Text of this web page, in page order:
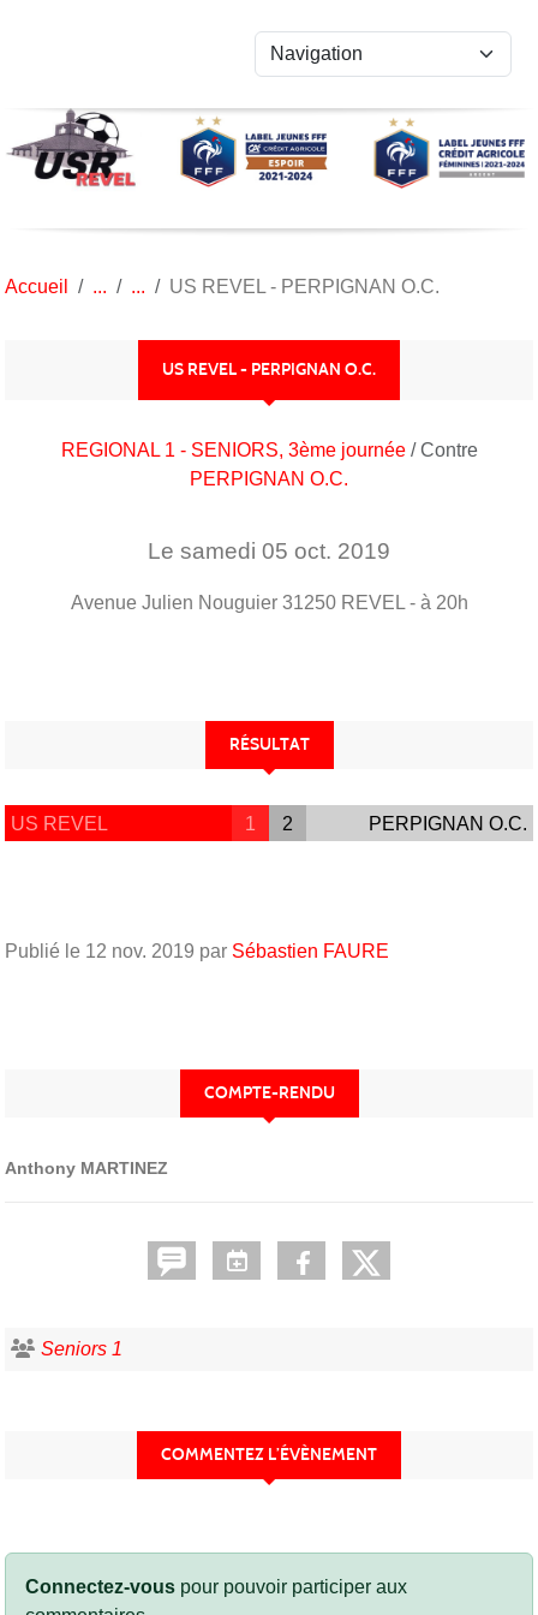
Accueil US REVEL - PERPIGNAN O.C.
US REVEL - PERPIGNAN O.C.
REGIONAL 1 - SENIORS, 3ème journée / Contre
PERPIGNAN O.C.
Le samedi 05 oct. 2019
Avenue Julien Nouguier 31250 REVEL - à 20h
RÉSULTAT
US REVEL 1 2 PERPIGNAN O.C.
Publié le 12 nov. 2019 par Sébastien FAURE
COMPTE-RENDU
Anthony MARTINEZ
Seniors 1
COMMENTEZ L’ÉVÈNEMENT
Connectez-vous pour pouvoir participer aux